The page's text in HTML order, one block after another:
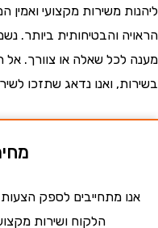
משירות מקצועי ואמין
והבטיחותית ביותר. נשמח
שאלה או צוורך. אל
ואנו נדאג שתזכו לשירות
מתחייבים לספק הצעות
הלקוח ושירות מקצועי